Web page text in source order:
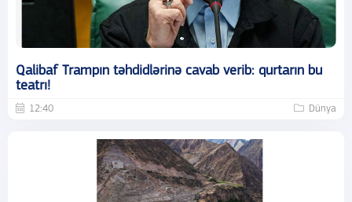
Qalibaf Trampın təhdidlərinə cavab verib: qurtarın bu
teatrı!
12:40 Dünya